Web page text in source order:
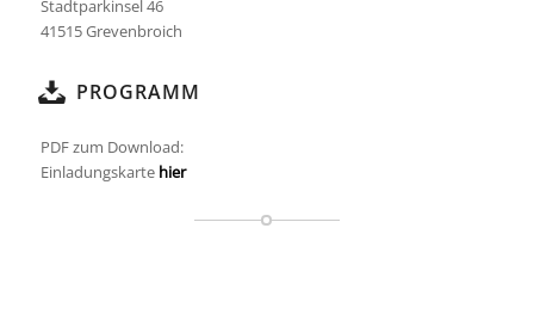
Stadtparkinsel 46
41515 Grevenbroich
PROGRAMM
PDF zum Download:
Einladungskarte hier